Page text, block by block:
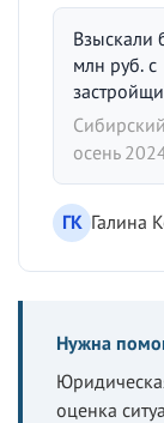
Взыскали
млн руб. с
осень
ГК Галина
Нужна
оценка